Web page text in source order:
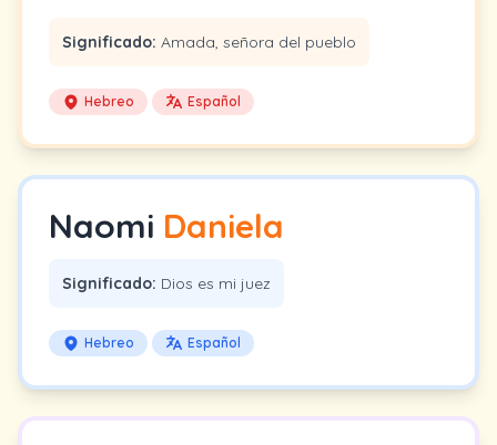
Significado: Amada, señora del pueblo
Hebreo Español
Naomi Daniela
Significado: Dios es mi juez
Hebreo Español